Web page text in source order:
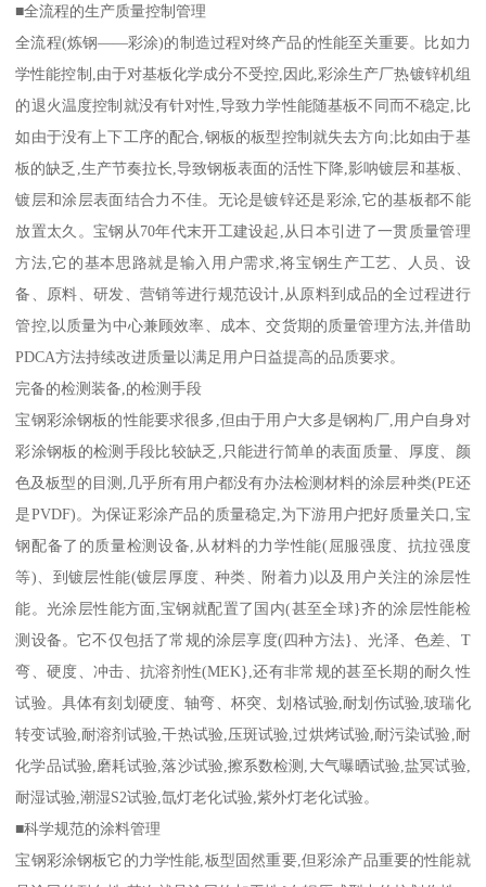
■全流程的生产质量控制管理
全流程(炼钢——彩涂)的制造过程对终产品的性能至关重要。比如力
学性能控制,由于对基板化学成分不受控,因此,彩涂生产厂热镀锌机组
的退火温度控制就没有针对性,导致力学性能随基板不同而不稳定,比
如由于没有上下工序的配合,钢板的板型控制就失去方向;比如由于基
板的缺乏,生产节奏拉长,导致钢板表面的活性下降,影呐镀层和基板、
镀层和涂层表面结合力不佳。无论是镀锌还是彩涂,它的基板都不能
放置太久。宝钢从70年代末开工建设起,从日本引进了一贯质量管理
方法,它的基本思路就是输入用户需求,将宝钢生产工艺、人员、设
备、原料、研发、营销等进行规范设计,从原料到成品的全过程进行
管控,以质量为中心兼顾效率、成本、交货期的质量管理方法,并借助
PDCA方法持续改进质量以满足用户日益提高的品质要求。
完备的检测装备,的检测手段
宝钢彩涂钢板的性能要求很多,但由于用户大多是钢构厂,用户自身对
彩涂钢板的检测手段比较缺乏,只能进行简单的表面质量、厚度、颜
色及板型的目测,几乎所有用户都没有办法检测材料的涂层种类(PE还
是PVDF)。为保证彩涂产品的质量稳定,为下游用户把好质量关口,宝
钢配备了的质量检测设备,从材料的力学性能(屈服强度、抗拉强度
等)、到镀层性能(镀层厚度、种类、附着力)以及用户关注的涂层性
能。光涂层性能方面,宝钢就配置了国内(甚至全球}齐的涂层性能检
测设备。它不仅包括了常规的涂层享度(四种方法}、光泽、色差、T
弯、硬度、冲击、抗溶剂性(MEK},还有非常规的甚至长期的耐久性
试验。具体有刻划硬度、轴弯、杯突、划格试验,耐划伤试验,玻瑞化
转变试验,耐溶剂试验,干热试验,压斑试验,过烘烤试验,耐污染试验,耐
化学品试验,磨耗试验,落沙试验,擦系数检测,大气曝晒试验,盐冥试验,
耐湿试验,潮湿S2试验,氙灯老化试验,紫外灯老化试验。
■科学规范的涂料管理
宝钢彩涂钢板它的力学性能,板型固然重要,但彩涂产品重要的性能就